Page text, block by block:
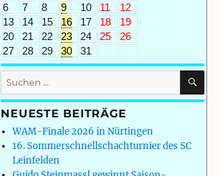
6
7 8 9 10 11
12
13
14 15 16 17 18
19
20
21 22 23 24 25
26
27
28 29 30 31
Suchen
nach:
NEUESTE BEITRÄGE
WAM-Finale 2026 in Nürtingen
16. Sommerschnellschachturnier des SC
Leinfelden